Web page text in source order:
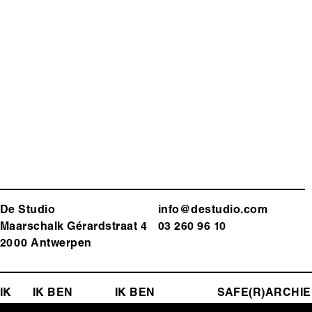
De Studio
Maarschalk Gérardstraat 4
2000 Antwerpen
info@destudio.com
03 260 96 10
FOOTER-
IK
EEN
IK BEN
IK BEN
SAFE(R)